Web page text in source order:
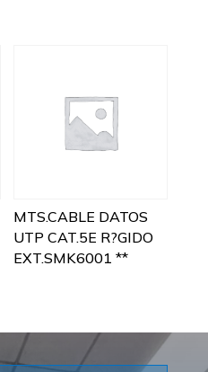
MTS.CABLE DATOS
UTP CAT.5E R?GIDO
EXT.SMK6001 **